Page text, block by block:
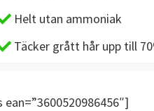
Helt utan ammoniak
Täcker grått hår upp till
ean=”3600520986456″]